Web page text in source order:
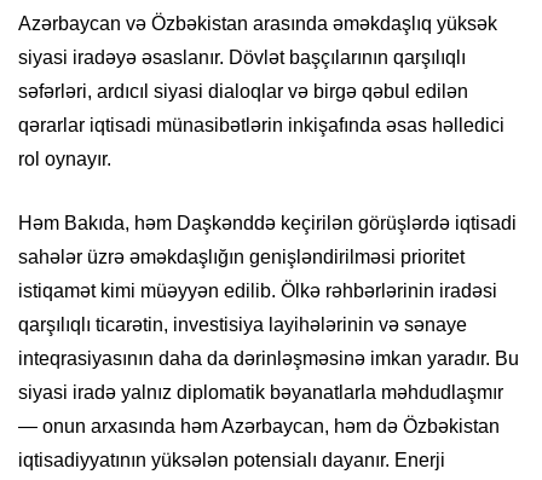
Azərbaycan və Özbəkistan arasında əməkdaşlıq yüksək
siyasi iradəyə əsaslanır. Dövlət başçılarının qarşılıqlı
səfərləri, ardıcıl siyasi dialoqlar və birgə qəbul edilən
qərarlar iqtisadi münasibətlərin inkişafında əsas həlledici
rol oynayır.
Həm Bakıda, həm Daşkənddə keçirilən görüşlərdə iqtisadi
sahələr üzrə əməkdaşlığın genişləndirilməsi prioritet
istiqamət kimi müəyyən edilib. Ölkə rəhbərlərinin iradəsi
qarşılıqlı ticarətin, investisiya layihələrinin və sənaye
inteqrasiyasının daha da dərinləşməsinə imkan yaradır. Bu
siyasi iradə yalnız diplomatik bəyanatlarla məhdudlaşmır
— onun arxasında həm Azərbaycan, həm də Özbəkistan
iqtisadiyyatının yüksələn potensialı dayanır. Enerji